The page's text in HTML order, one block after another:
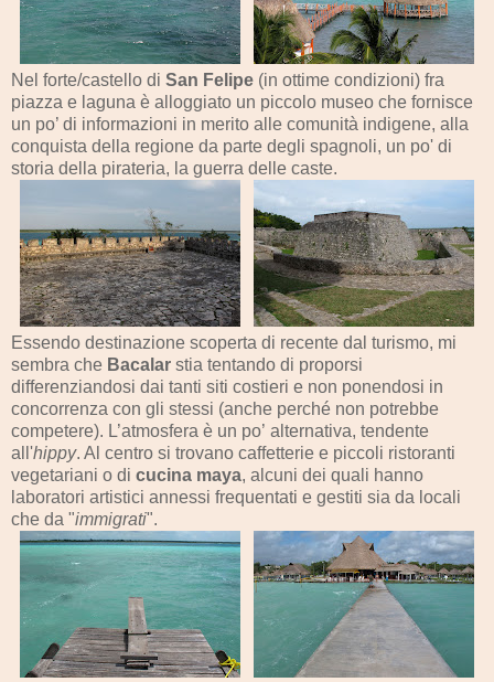
Nel forte/castello di San Felipe (in ottime condizioni) fra
piazza e laguna è alloggiato un piccolo museo che fornisce
un po’ di informazioni in merito alle comunità indigene, alla
conquista della regione da parte degli spagnoli, un po' di
storia della pirateria, la guerra delle caste.
Essendo destinazione scoperta di recente dal turismo, mi
sembra che Bacalar stia tentando di proporsi
differenziandosi dai tanti siti costieri e non ponendosi in
concorrenza con gli stessi (anche perché non potrebbe
competere). L’atmosfera è un po’ alternativa, tendente
all'hippy. Al centro si trovano caffetterie e piccoli ristoranti
vegetariani o di cucina maya, alcuni dei quali hanno
laboratori artistici annessi frequentati e gestiti sia da locali
che da "immigrati".